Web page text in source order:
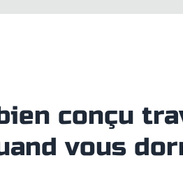
conçu
vous